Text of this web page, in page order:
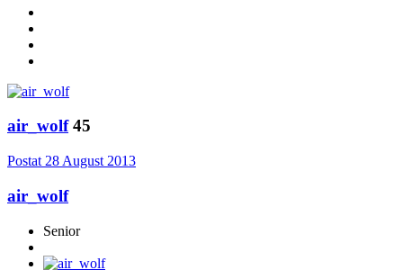
air_wolf 45
Postat 28 August 2013
air_wolf
Senior